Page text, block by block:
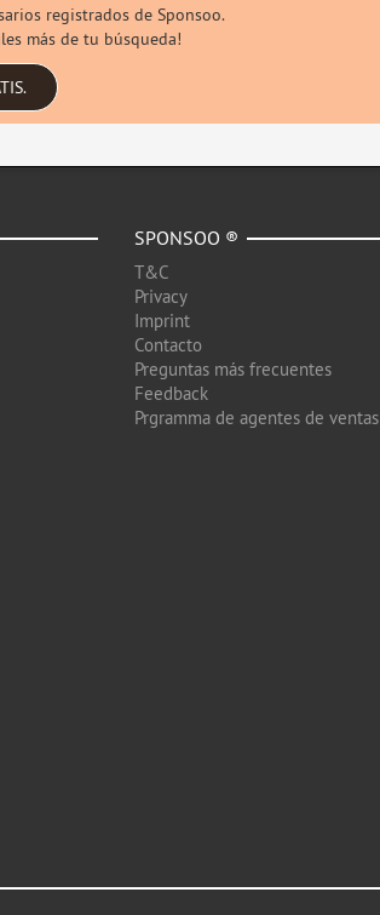
registrados de Sponsoo.
más de tu búsqueda!
SPONSOO ®
T&C
Privacy
Imprint
Contacto
Preguntas más frecuentes
Feedback
Prgramma de agentes de ventas